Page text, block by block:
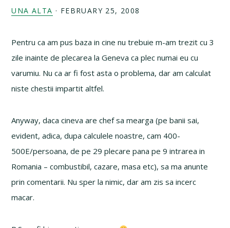
UNA ALTA · FEBRUARY 25, 2008
Pentru ca am pus baza in cine nu trebuie m-am trezit cu 3
zile inainte de plecarea la Geneva ca plec numai eu cu
varumiu. Nu ca ar fi fost asta o problema, dar am calculat
niste chestii impartit altfel.
Anyway, daca cineva are chef sa mearga (pe banii sai,
evident, adica, dupa calculele noastre, cam 400-
500E/persoana, de pe 29 plecare pana pe 9 intrarea in
Romania – combustibil, cazare, masa etc), sa ma anunte
prin comentarii. Nu sper la nimic, dar am zis sa incerc
macar.